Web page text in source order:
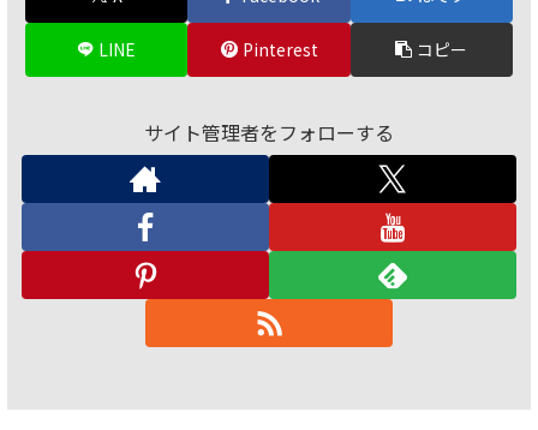
LINE Pinterest コピー
サイト管理者をフォローする